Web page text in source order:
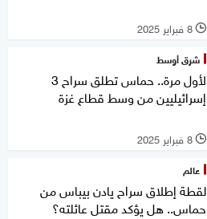
l 8 فبراير 2025
شرق أوسط
لأول مرة.. حماس تطلق سراح 3
إسرائيليين من وسط قطاع غزة
l 8 فبراير 2025
عالم
لقطة إطلاق سراح يادن بيباس من
حماس.. هل يؤكد مقتل عائلته؟